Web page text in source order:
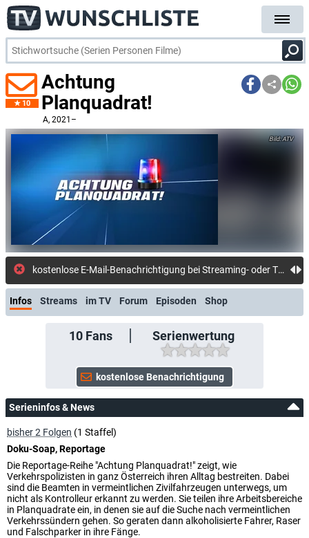
10
Achtung
Planquadrat!
A, 2021–
ATV
kostenlose E-Mail-Benachrichtigung bei Streaming- oder TV-Start
Infos Streams im TV Forum Episoden Shop
10Fans Serienwertung
Serieninfos & News
bisher 2 Folgen (1 Staffel)
Doku-Soap, Reportage
Die Reportage-Reihe "Achtung Planquadrat!" zeigt, wie
Verkehrspolizisten in ganz Österreich ihren Alltag bestreiten. Dabei
sind die Beamten in vermeintlichen Zivilfahrzeugen unterwegs, um
nicht als Kontrolleur erkannt zu werden. Sie teilen ihre Arbeitsbereiche
in Planquadrate ein, in denen sie auf die Suche nach vermeintlichen
Verkehrssündern gehen. So geraten dann alkoholisierte Fahrer, Raser
und Falschparker in ihre Fänge.